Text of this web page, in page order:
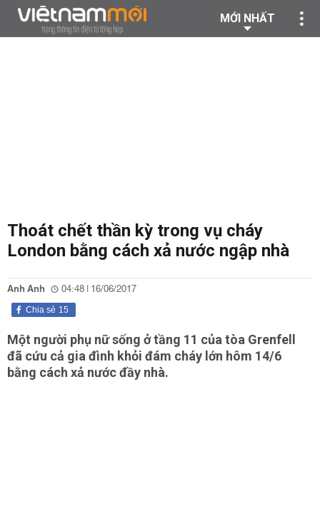
MỚI NHẤT
Thoát chết thần kỳ trong vụ cháy
London bằng cách xả nước ngập nhà
Anh Anh 04:48 | 16/06/2017
15
Chia sẻ
Một người phụ nữ sống ở tầng 11 của tòa Grenfell
đã cứu cả gia đình khỏi đám cháy lớn hôm 14/6
bằng cách xả nước đầy nhà.